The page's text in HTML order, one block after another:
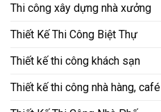
Thi công xây dựng nhà xưởng
Thiết Kế Thi Công Biệt Thự
Thiết kế thi công khách sạn
Thiết kế thi công nhà hàng, café